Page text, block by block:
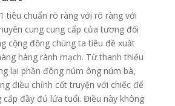
tiêu chuẩn rõ ràng với rõ ràng với
cung cung cấp của tương đối
cộng đồng chúng ta tiêu đề xuất
hàng rành mạch. Từ thanh thiếu
lại phần đông núm ông núm bà,
điều chỉnh cốt truyện với chiếc để
cấp đầy đủ lứa tuổi. Điều này không